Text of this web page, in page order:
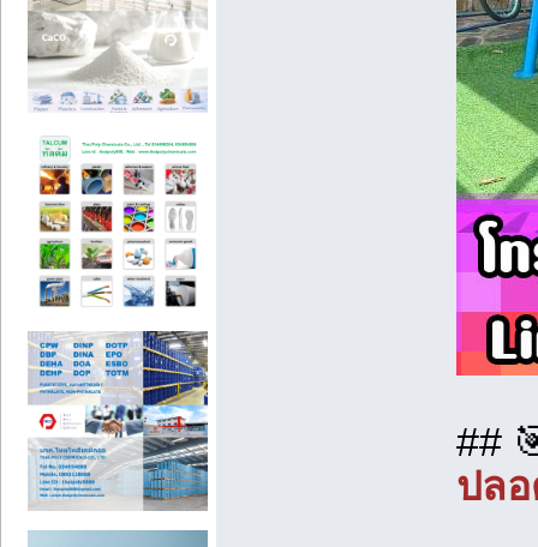
##
ปล